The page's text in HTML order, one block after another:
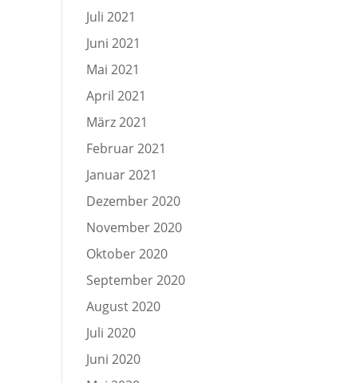
Juli 2021
Juni 2021
Mai 2021
April 2021
März 2021
Februar 2021
Januar 2021
Dezember 2020
November 2020
Oktober 2020
September 2020
August 2020
Juli 2020
Juni 2020